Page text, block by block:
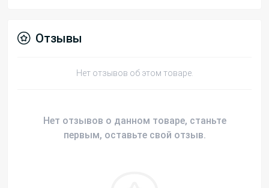
Отзывы
Нет отзывов об этом товаре.
Нет отзывов о данном товаре, станьте
первым, оставьте свой отзыв.